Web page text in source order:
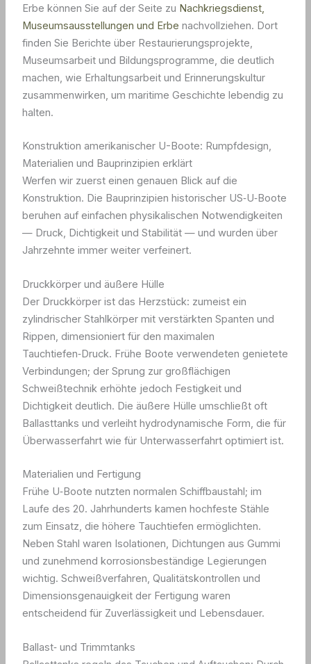
Erbe können Sie auf der Seite zu Nachkriegsdienst,
Museumsausstellungen und Erbe nachvollziehen. Dort
finden Sie Berichte über Restaurierungsprojekte,
Museumsarbeit und Bildungsprogramme, die deutlich
machen, wie Erhaltungsarbeit und Erinnerungskultur
zusammenwirken, um maritime Geschichte lebendig zu
halten.
Konstruktion amerikanischer U-Boote: Rumpfdesign,
Materialien und Bauprinzipien erklärt
Werfen wir zuerst einen genauen Blick auf die
Konstruktion. Die Bauprinzipien historischer US‑U‑Boote
beruhen auf einfachen physikalischen Notwendigkeiten
— Druck, Dichtigkeit und Stabilität — und wurden über
Jahrzehnte immer weiter verfeinert.
Druckkörper und äußere Hülle
Der Druckkörper ist das Herzstück: zumeist ein
zylindrischer Stahlkörper mit verstärkten Spanten und
Rippen, dimensioniert für den maximalen
Tauchtiefen‑Druck. Frühe Boote verwendeten genietete
Verbindungen; der Sprung zur großflächigen
Schweißtechnik erhöhte jedoch Festigkeit und
Dichtigkeit deutlich. Die äußere Hülle umschließt oft
Ballasttanks und verleiht hydrodynamische Form, die für
Überwasserfahrt wie für Unterwasserfahrt optimiert ist.
Materialien und Fertigung
Frühe U‑Boote nutzten normalen Schiffbaustahl; im
Laufe des 20. Jahrhunderts kamen hochfeste Stähle
zum Einsatz, die höhere Tauchtiefen ermöglichten.
Neben Stahl waren Isolationen, Dichtungen aus Gummi
und zunehmend korrosionsbeständige Legierungen
wichtig. Schweißverfahren, Qualitätskontrollen und
Dimensionsgenauigkeit der Fertigung waren
entscheidend für Zuverlässigkeit und Lebensdauer.
Ballast‑ und Trimmtanks